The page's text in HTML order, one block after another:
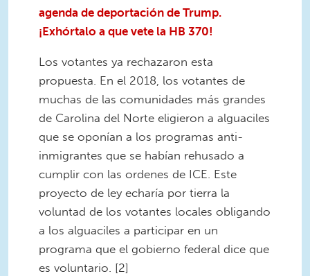
agenda de deportación de Trump.
¡Exhórtalo a que vete la HB 370!
Los votantes ya rechazaron esta
propuesta. En el 2018, los votantes de
muchas de las comunidades más grandes
de Carolina del Norte eligieron a alguaciles
que se oponían a los programas anti-
inmigrantes que se habían rehusado a
cumplir con las ordenes de ICE. Este
proyecto de ley echaría por tierra la
voluntad de los votantes locales obligando
a los alguaciles a participar en un
programa que el gobierno federal dice que
es voluntario. [2]